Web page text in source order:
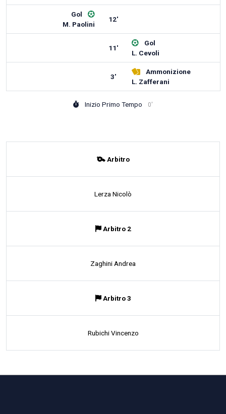
Gol
M. Paolini
12'
11'
Gol
L. Cevoli
3'
Ammonizione
L. Zafferani
Inizio Primo Tempo 0'
Arbitro
Lerza Nicolò
Arbitro 2
Zaghini Andrea
Arbitro 3
Rubichi Vincenzo